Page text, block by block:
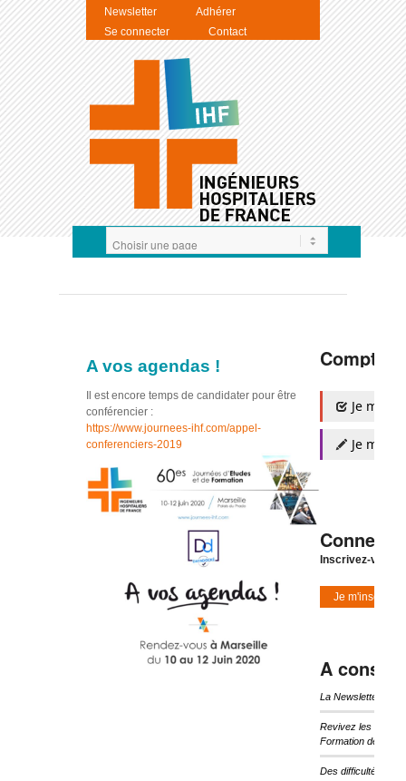
Newsletter
Adhérer
Se connecter
Contact
A vos agendas !
Il est encore temps de candidater pour être
conférencier :
https://www.journees-ihf.com/appel-
conferenciers-2019
Compte
Je
Je
Inscrivez-vous
Je m'inscris
A
La Newsletter
Revivez les temps
Formation de l’IHF
Des difficultés